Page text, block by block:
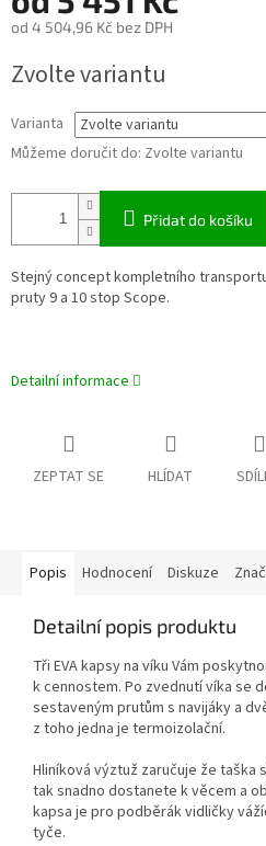
od 4 504,96 Kč bez DPH
cena:
Zvolte variantu
Varianta
Můžeme doručit do: Zvolte variantu
Přidat do košíku
Stejný concept kompletního
pruty 9 a 10 stop Scope.
Detailní informace
ZEPTAT SE HLÍDAT
Popis Hodnocení Diskuze
Detailní popis produktu
Tři EVA kapsy na víku Vám
k cennostem. Po zvednutí víka se
sestaveným prutům s navijáky a
z toho jedna je termoizolační.
Hliníková výztuž zaručuje že taška
tak snadno dostanete k věcem a
kapsa je pro podběrák vidličky
tyče.